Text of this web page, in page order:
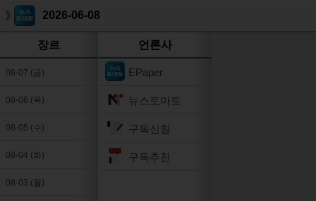
2026-06-08
장르
08-07 (금)
08-06 (목)
08-05 (수)
08-04 (화)
08-03 (월)
언론사
EPaper
뉴스토마토
구독신청
구독추천